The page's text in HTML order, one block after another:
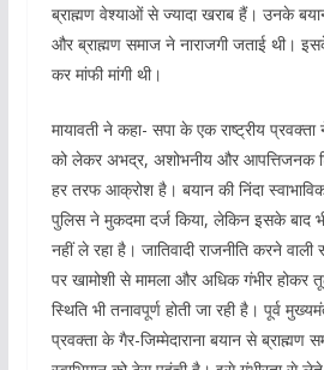
ब्राह्मण वेश्याओं से ज्यादा खराब हैं। उनके
और ब्राह्मण समाज ने नाराजगी जताई थी। इसके
कर मांफी मांगी थी।
मायावती ने कहा- सपा के एक राष्ट्रीय
को लेकर अभद्र, अशोभनीय और आपत्तिजनक
हर तरफ आक्रोश है। बयान की निंदा
पुलिस ने मुकदमा दर्ज किया, लेकिन इसके बाद
नहीं ले रहा है। जातिवादी राजनीति करने
पर खामोशी से मामला और अधिक गंभीर होकर
स्थिति भी तनावपूर्ण होती जा रही है। पूर्व
प्रवक्ता के गैर-जिम्मेदाराना बयान से